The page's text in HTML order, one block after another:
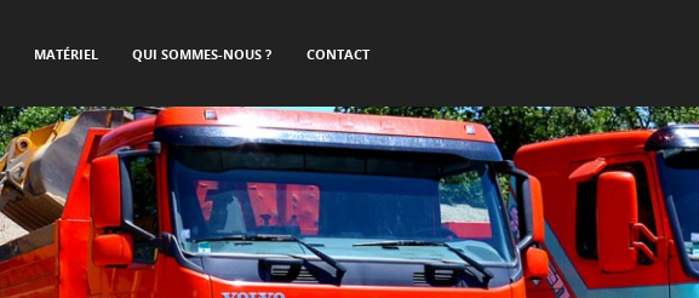
MATÉRIEL QUI SOMMES-NOUS ? CONTACT